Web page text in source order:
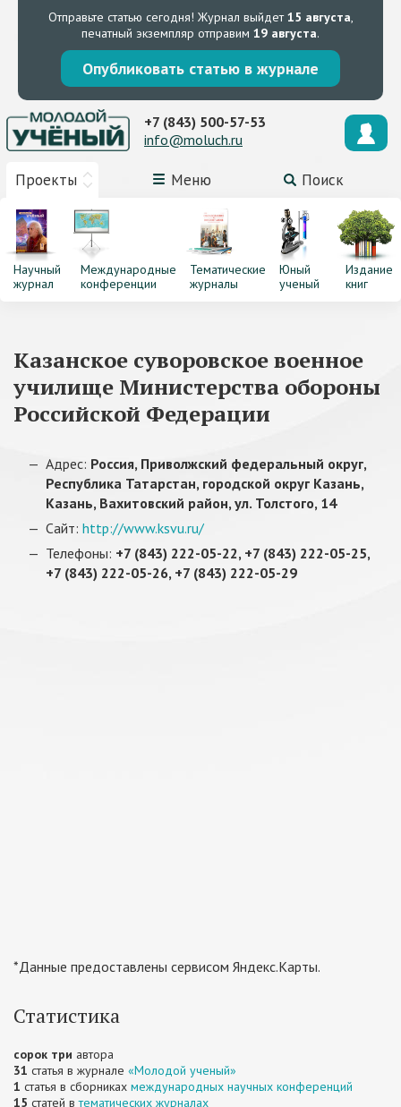
Отправьте статью сегодня! Журнал выйдет15 августа,
печатный экземпляр отправим 19 августа.
Опубликовать статью в журнале
Проекты Меню Поиск
+7 (843) 500-57-53
info@moluch.ru
Научный
журнал
Международные
конференции
Тематические
журналы
Юный
ученый
Издание
книг
Казанское суворовское военное
училище Министерства обороны
Российской Федерации
Адрес: Россия, Приволжский федеральный округ,
Республика Татарстан, городской округ Казань,
Казань, Вахитовский район, ул. Толстого, 14
Сайт: http://www.ksvu.ru/
Телефоны: +7 (843) 222-05-22, +7 (843) 222-05-25,
+7 (843) 222-05-26, +7 (843) 222-05-29
*Данные предоставлены сервисом Яндекс.Карты.
Статистика
сорок три автора
31 статья в журнале «Молодой ученый»
1 статья в сборниках международных научных конференций
15 статей втематических журналах